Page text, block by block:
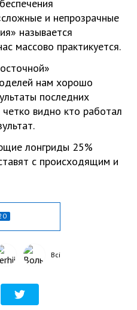
и непрозрачные
называется
массово практикуется.
нам хорошо
последних
видно кто работал
лонгриды 25%
с происходящим и
20
Всі